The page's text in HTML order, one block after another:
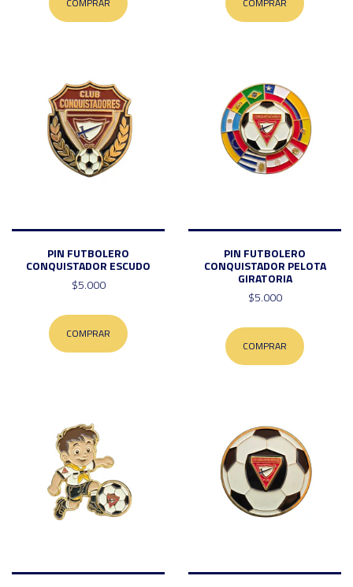
PIN FUTBOLERO
CONQUISTADOR ESCUDO
$5.000
COMPRAR
PIN FUTBOLERO
CONQUISTADOR PELOTA
GIRATORIA
$5.000
COMPRAR